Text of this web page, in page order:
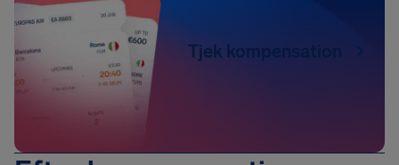
Tjek kompensation